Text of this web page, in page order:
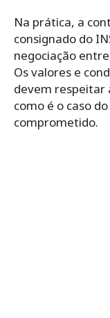
Na prática, a
consignado do
negociação
Os valores e
devem respeitar
como é o caso
comprometido.